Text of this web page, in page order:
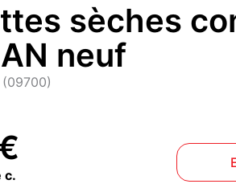
sèches
neuf
c.